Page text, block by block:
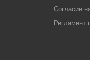
Согласие
Регламент